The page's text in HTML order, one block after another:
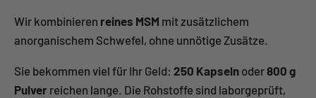
Wir kombinieren reines MSM mit zusätzlichem
anorganischem Schwefel, ohne unnötige Zusätze.
Sie bekommen viel für Ihr Geld: 250 Kapseln oder800 g
Pulver reichen lange. Die Rohstoffe sind laborgeprüft,